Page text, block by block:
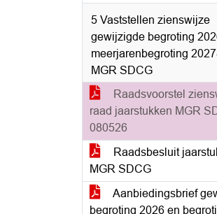
5 Vaststellen zienswijze
gewijzigde begroting
meerjarenbegroting
MGR SDCG
Raadsvoorstel
raad jaarstukken MGR
080526
Raadsbesluit
MGR SDCG
Aanbiedingsbrief
begroting 2026 en